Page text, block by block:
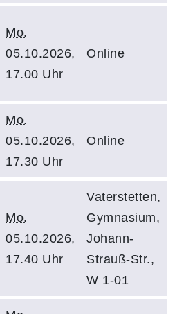
Mo.
05.10.2026,
17.00 Uhr
Online
Mo.
05.10.2026,
17.30 Uhr
Online
Mo.
05.10.2026,
17.40 Uhr
Vaterstetten,
Gymnasium,
Johann-
Strauß-Str.,
W 1-01